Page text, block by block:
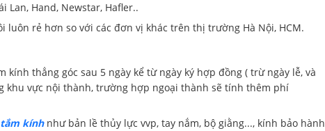
Lan, Hand, Newstar, Hafler..
luôn rẻ hơn so với các đơn vị khác trên thị trường Hà Nội, HCM.
kính thẳng góc sau 5 ngày kể từ ngày ký hợp đồng ( trừ ngày lễ, và
khu vực nội thành, trường hợp ngoại thành sẽ tính thêm phí
kínhnhư bản lề thủy lực vvp, tay nắm, bộ giằng..., kính bảo hành